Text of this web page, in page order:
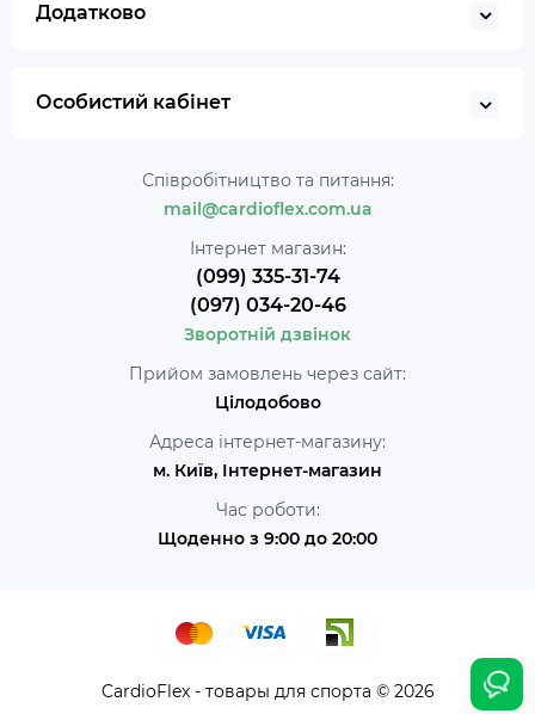
Додатково
Особистий кабінет
Співробітництво та питання:
mail@cardioflex.com.ua
Інтернет магазин:
(099) 335-31-74
(097) 034-20-46
Зворотній дзвінок
Прийом замовлень через сайт:
Цілодобово
Адреса інтернет-магазину:
м. Київ, Інтернет-магазин
Час роботи:
Щоденно з 9:00 до 20:00
CardioFlex - товары для спорта © 2026